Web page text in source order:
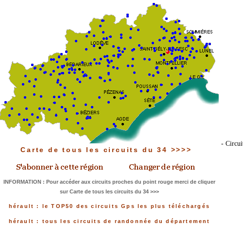
Carte de tous les circuits du 34 >>>>
INFORMATION : Pour accéder aux circuits proches du point rouge merci de cliquer
sur Carte de tous les circuits du 34 >>>
hérault : le TOP50 des circuits Gps les plus téléchargés
hérault : tous les circuits de randonnée du département
-